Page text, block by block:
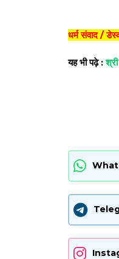
धर्म संवाद /
यह भी पढ़े :